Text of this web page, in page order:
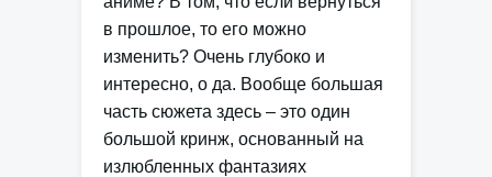
в прошлое, то его можно
изменить? Очень глубоко и
интересно, о да. Вообще большая
часть сюжета здесь – это один
большой кринж, основанный на
излюбленных фантазиях